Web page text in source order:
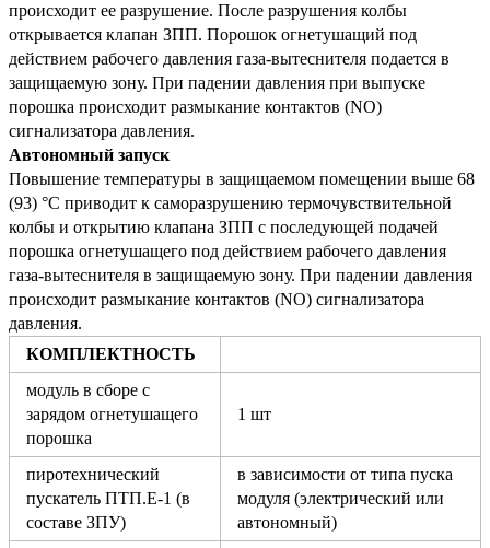
происходит ее разрушение. После разрушения колбы
открывается клапан ЗПП. Порошок огнетушащий под
действием рабочего давления газа-вытеснителя подается в
защищаемую зону. При падении давления при выпуске
порошка происходит размыкание контактов (NO)
сигнализатора давления.
Автономный запуск
Повышение температуры в защищаемом помещении выше 68
(93) °С приводит к саморазрушению термочувствительной
колбы и открытию клапана ЗПП с последующей подачей
порошка огнетушащего под действием рабочего давления
газа-вытеснителя в защищаемую зону. При падении давления
происходит размыкание контактов (NO) сигнализатора
давления.
КОМПЛЕКТНОСТЬ
модуль в сборе с
зарядом огнетушащего
порошка
1 шт
пиротехнический
пускатель ПТП.Е-1 (в
составе ЗПУ)
в зависимости от типа пуска
модуля (электрический или
автономный)